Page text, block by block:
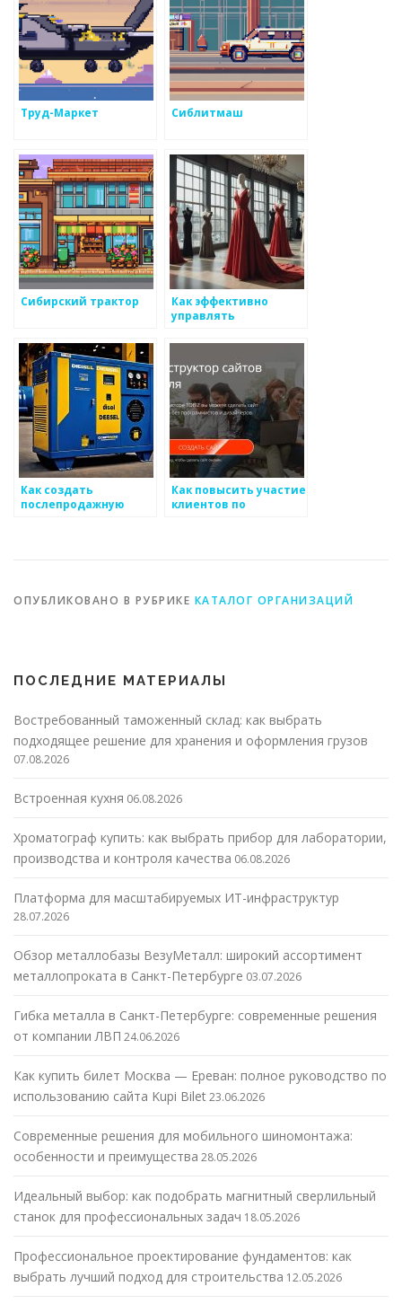
Труд-Маркет Сиблитмаш
Сибирский трактор
Как эффективно
управлять
клиентов в бизнесе
по металоизделиям
Как создать
послепродажную
Как повысить участие
клиентов по
ОПУБЛИКОВАНО В РУБРИКЕ КАТАЛОГ ОРГАНИЗАЦИЙ
ПОСЛЕДНИЕ МАТЕРИАЛЫ
Востребованный таможенный склад: как выбрать
подходящее решение для хранения и оформления грузов
07.08.2026
Встроенная кухня 06.08.2026
Хроматограф купить: как выбрать прибор для лаборатории,
производства и контроля качества 06.08.2026
Платформа для масштабируемых ИТ-инфраструктур
28.07.2026
Обзор металлобазы ВезуМеталл: широкий ассортимент
металлопроката в Санкт-Петербурге 03.07.2026
Гибка металла в Санкт-Петербурге: современные решения
от компании ЛВП 24.06.2026
Как купить билет Москва — Ереван: полное руководство по
использованию сайта Kupi Bilet23.06.2026
Современные решения для мобильного шиномонтажа:
особенности и преимущества 28.05.2026
Идеальный выбор: как подобрать магнитный сверлильный
станок для профессиональных задач 18.05.2026
Профессиональное проектирование фундаментов: как
выбрать лучший подход для строительства 12.05.2026